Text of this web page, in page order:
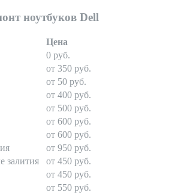
ноутбуков Dell
Цена
0 руб.
от 350 руб.
от 50 руб.
от 400 руб.
от 500 руб.
от 600 руб.
от 600 руб.
от 950 руб.
залития
от 450 руб.
от 450 руб.
от 550 руб.